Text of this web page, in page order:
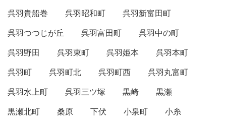
呉羽貴船巻
呉羽昭和町
呉羽新富田町
呉羽つつじが丘
呉羽富田町
呉羽中の町
呉羽野田
呉羽東町 呉羽姫本
呉羽本町
呉羽町
呉羽町北 呉羽町西
呉羽丸富町
呉羽水上町
呉羽三ツ塚 黒崎
黒瀬
黒瀬北町
桑原 下伏 小泉町
小糸